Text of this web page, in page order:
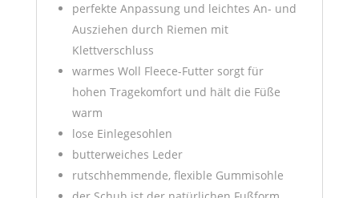
perfekte Anpassung und leichtes An- und
Ausziehen durch Riemen mit
Klettverschluss
warmes Woll Fleece-Futter sorgt für
hohen Tragekomfort und hält die Füße
warm
lose Einlegesohlen
butterweiches Leder
rutschhemmende, flexible Gummisohle